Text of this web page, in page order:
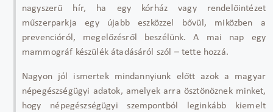
nagyszerű hír, ha egy kórház vagy rendelőintézet
műszerparkja egy újabb eszközzel bővül, miközben a
prevencióról, megelőzésről beszélünk. A mai nap egy
mammográf készülék átadásáról szól – tette hozzá.
Nagyon jól ismertek mindannyiunk előtt azok a magyar
népegészségügyi adatok, amelyek arra ösztönöznek minket,
hogy népegészségügyi szempontból leginkább kiemelt